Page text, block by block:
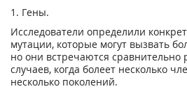
1. Гены.
Исследователи определили
мутации, которые могут вызвать
но они встречаются сравнительно
случаев, когда болеет несколько
несколько поколений.